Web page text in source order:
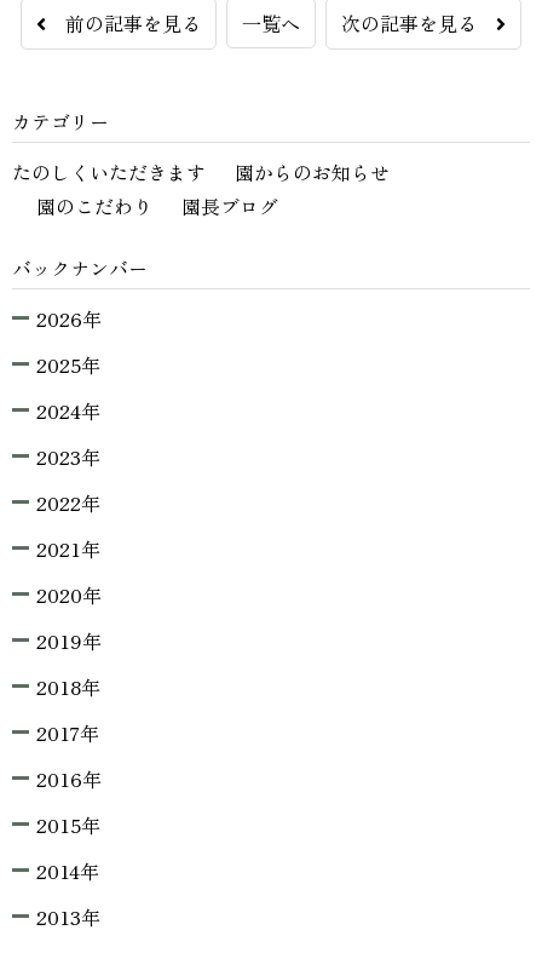
前の記事を見る 一覧へ 次の記事を見る
カテゴリー
たのしくいただきます
園からのお知らせ
園のこだわり
園長ブログ
バックナンバー
2026年
2025年
2024年
2023年
2022年
2021年
2020年
2019年
2018年
2017年
2016年
2015年
2014年
2013年